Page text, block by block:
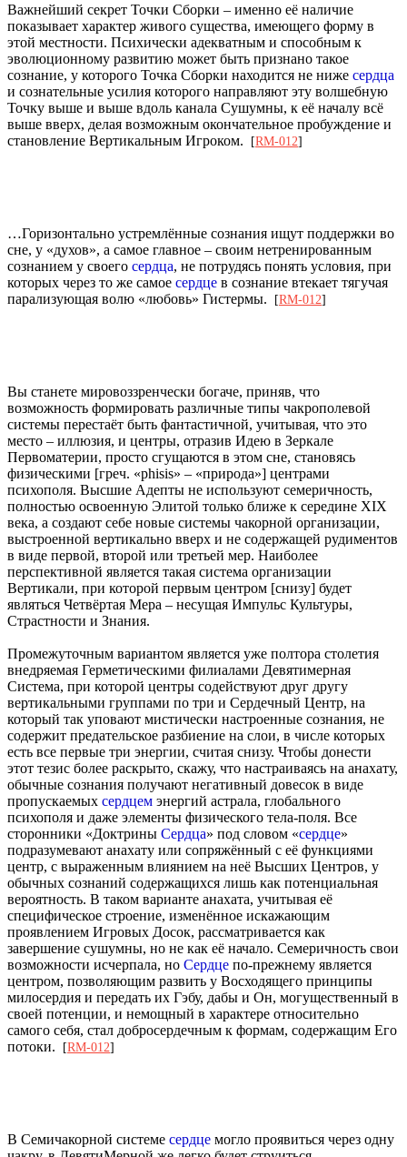
Важнейший секрет Точки Сборки – именно её наличие
показывает характер живого существа, имеющего форму в
этой местности. Психически адекватным и способным к
эволюционному развитию может быть признано такое
сознание, у которого Точка Сборки находится не ниже сердца
и сознательные усилия которого направляют эту волшебную
Точку выше и выше вдоль канала Сушумны, к её началу всё
выше вверх, делая возможным окончательное пробуждение и
становление Вертикальным Игроком.
[RM-012]
…Горизонтально устремлённые сознания ищут поддержки во
сне, у «духов», а самое главное – своим нетренированным
сознанием у своего сердца, не потрудясь понять условия, при
которых через то же самое сердце в сознание втекает тягучая
парализующая волю «любовь» Гистермы.
[RM-012]
Вы станете мировоззренчески богаче, приняв, что
возможность формировать различные типы чакрополевой
системы перестаёт быть фантастичной, учитывая, что это
место – иллюзия, и центры, отразив Идею в Зеркале
Первоматерии, просто сгущаются в этом сне, становясь
физическими [греч. «phisis» – «природа»] центрами
психополя. Высшие Адепты не используют семеричность,
полностью освоенную Элитой только ближе к середине XIX
века, а создают себе новые системы чакорной организации,
выстроенной вертикально вверх и не содержащей рудиментов
в виде первой, второй или третьей мер. Наиболее
перспективной является такая система организации
Вертикали, при которой первым центром [снизу] будет
являться Четвёртая Мера – несущая Импульс Культуры,
Страстности и Знания.
Промежуточным вариантом является уже полтора столетия
внедряемая Герметическими филиалами Девятимерная
Система, при которой центры содействуют друг другу
вертикальными группами по три и Сердечный Центр, на
который так уповают мистически настроенные сознания, не
содержит предательское разбиение на слои, в числе которых
есть все первые три энергии, считая снизу. Чтобы донести
этот тезис более раскрыто, скажу, что настраиваясь на анахату,
обычные сознания получают негативный довесок в виде
пропускаемых сердцем энергий астрала, глобального
психополя и даже элементы физического тела-поля. Все
сторонники «Доктрины Сердца» под словом «сердце»
подразумевают анахату или сопряжённый с её функциями
центр, с выраженным влиянием на неё Высших Центров, у
обычных сознаний содержащихся лишь как потенциальная
вероятность. В таком варианте анахата, учитывая её
специфическое строение, изменённое искажающим
проявлением Игровых Досок, рассматривается как
завершение сушумны, но не как её начало. Семеричность свои
возможности исчерпала, но Сердце по-прежнему является
центром, позволяющим развить у Восходящего принципы
милосердия и передать их Гэбу, дабы и Он, могущественный в
своей потенции, и немощный в характере относительно
самого себя, стал добросердечным к формам, содержащим Его
потоки.
[RM-012]
В Семичакорной системе сердце могло проявиться через одну